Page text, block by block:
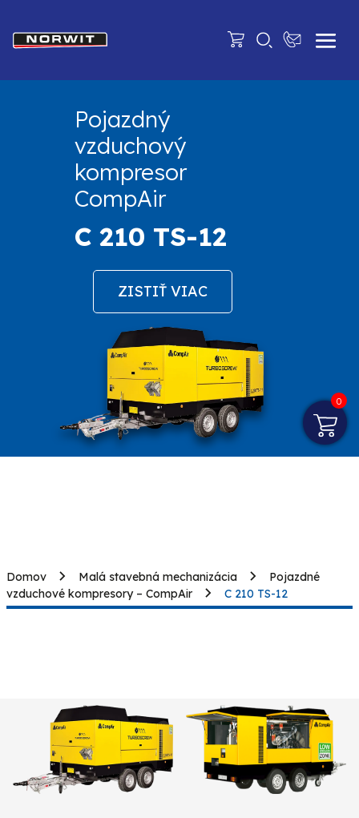
0
Pojazdný
vzduchový
kompresor
CompAir
C 210 TS-12
ZISTIŤ VIAC
Domov Malá stavebná mechanizácia
Pojazdné
vzduchové kompresory – CompAir
C 210 TS-12